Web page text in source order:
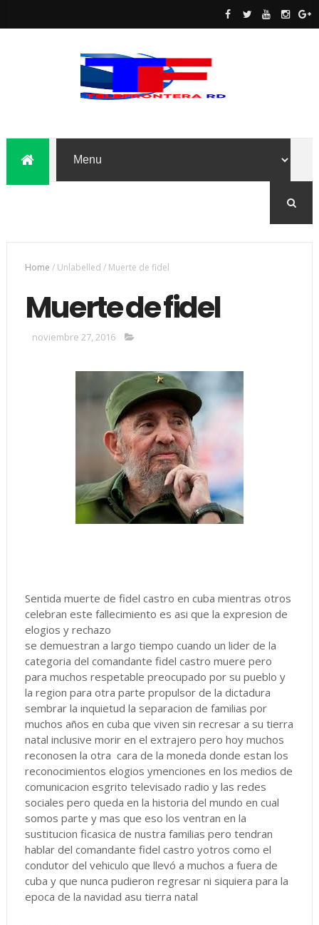
Home /Unlabelled / Muerte de fidel
Muerte de fidel
noviembre 27, 2016
Sentida muerte de fidel castro en cuba mientras otros
celebran este fallecimiento es asi que la expresion de
elogios y rechazo
se demuestran a largo tiempo cuando un lider de la
categoria del comandante fidel castro muere pero
para muchos respetable preocupado por su pueblo y
la region para otra parte propulsor de la dictadura
sembrar la inquietud la separacion de familias por
muchos años en cuba que viven sin recresar a su tierra
natal inclusive morir en el extrajero pero hoy muchos
reconosen la otra cara de la moneda donde estan los
reconocimientos elogios ymenciones en los medios de
comunicacion esgrito televisado radio y las redes
sociales pero queda en la historia del mundo en cual
somos parte y mas que eso los ventran en la
sustitucion ficasica de nustra familias pero tendran
hablar del comandante fidel castro yotros como el
condutor del vehiculo que llevó a muchos a fuera de
cuba y que nunca pudieron regresar ni siquiera para la
epoca de la navidad asu tierra natal